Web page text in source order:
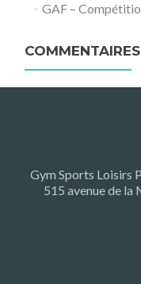
GAF –
Gym Sports Loisirs
515 avenue de la